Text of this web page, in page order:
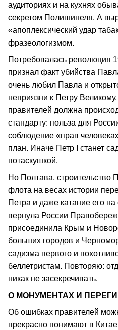
аудиториях и на кухнях
секретом Полишинеля. А
«апоплексический удар
фразеологизмом.
Потребовалась революция
признал факт убийства
очень любил Павла и
неприязни к Петру
правителей должна
стандарту: польза для
соблюдение «прав
план. Иначе Петр I станет
потаскушкой.
Но Полтава, строительство
флота на весах истории
Петра и даже катание его
вернула России
присоединила Крым и
больших городов и
садизма первого и
беллетристам. Повторяю:
никак не засекречивать.
О МОНУМЕНТАХ И
Об ошибках правителей
прекрасно понимают в